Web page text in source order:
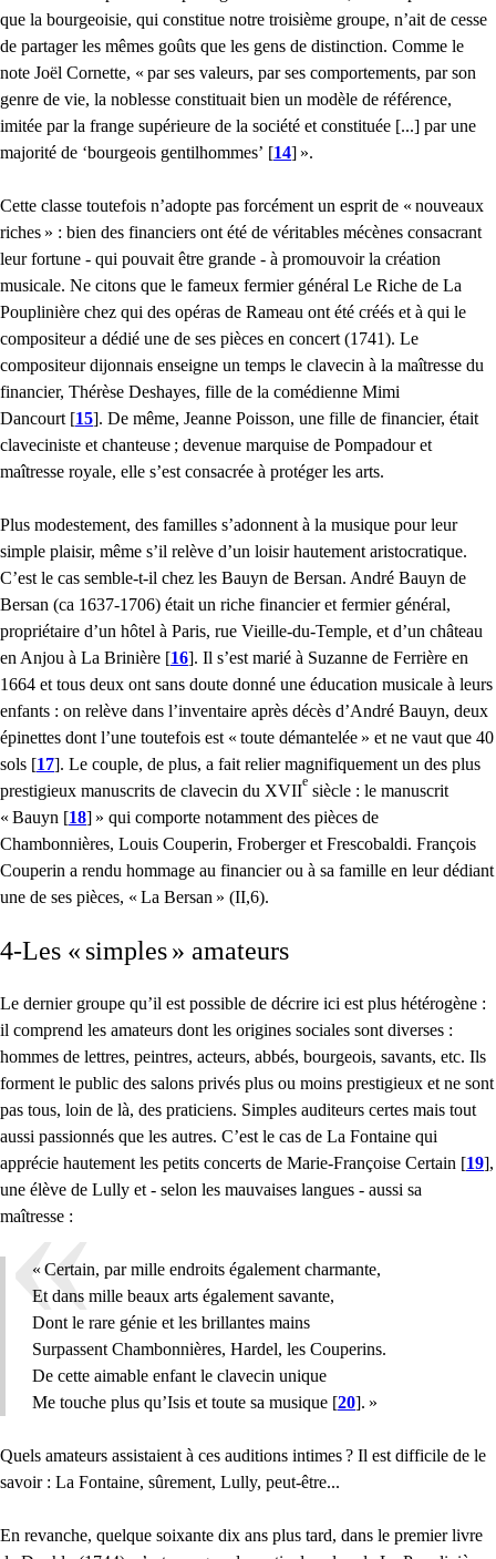
que la bourgeoisie, qui constitue notre troisième groupe, n’ait de cesse
de partager les mêmes goûts que les gens de distinction. Comme le
note Joël Cornette, « par ses valeurs, par ses comportements, par son
genre de vie, la noblesse constituait bien un modèle de référence,
imitée par la frange supérieure de la société et constituée [...] par une
majorité de ‘bourgeois gentilhommes’ [14] ».
Cette classe toutefois n’adopte pas forcément un esprit de « nouveaux
riches » : bien des financiers ont été de véritables mécènes consacrant
leur fortune - qui pouvait être grande - à promouvoir la création
musicale. Ne citons que le fameux fermier général Le Riche de La
Pouplinière chez qui des opéras de Rameau ont été créés et à qui le
compositeur a dédié une de ses pièces en concert (1741). Le
compositeur dijonnais enseigne un temps le clavecin à la maîtresse du
financier, Thérèse Deshayes, fille de la comédienne Mimi
Dancourt [15]. De même, Jeanne Poisson, une fille de financier, était
claveciniste et chanteuse ; devenue marquise de Pompadour et
maîtresse royale, elle s’est consacrée à protéger les arts.
Plus modestement, des familles s’adonnent à la musique pour leur
simple plaisir, même s’il relève d’un loisir hautement aristocratique.
C’est le cas semble-t-il chez les Bauyn de Bersan. André Bauyn de
Bersan (ca 1637-1706) était un riche financier et fermier général,
propriétaire d’un hôtel à Paris, rue Vieille-du-Temple, et d’un château
en Anjou à La Brinière [16]. Il s’est marié à Suzanne de Ferrière en
1664 et tous deux ont sans doute donné une éducation musicale à leurs
enfants : on relève dans l’inventaire après décès d’André Bauyn, deux
épinettes dont l’une toutefois est « toute démantelée » et ne vaut que 40
sols [17]. Le couple, de plus, a fait relier magnifiquement un des plus
prestigieux manuscrits de clavecin du XVII
e
siècle : le manuscrit
« Bauyn [18] » qui comporte notamment des pièces de
Chambonnières, Louis Couperin, Froberger et Frescobaldi. François
Couperin a rendu hommage au financier ou à sa famille en leur dédiant
une de ses pièces, « La Bersan » (II,6).
4-Les « simples» amateurs
Le dernier groupe qu’il est possible de décrire ici est plus hétérogène :
il comprend les amateurs dont les origines sociales sont diverses :
hommes de lettres, peintres, acteurs, abbés, bourgeois, savants, etc. Ils
forment le public des salons privés plus ou moins prestigieux et ne sont
pas tous, loin de là, des praticiens. Simples auditeurs certes mais tout
aussi passionnés que les autres. C’est le cas de La Fontaine qui
apprécie hautement les petits concerts de Marie-Françoise Certain [19],
une élève de Lully et - selon les mauvaises langues - aussi sa
maîtresse :
« Certain, par mille endroits également charmante,
Et dans mille beaux arts également savante,
Dont le rare génie et les brillantes mains
Surpassent Chambonnières, Hardel, les Couperins.
De cette aimable enfant le clavecin unique
Me touche plus qu’Isis et toute sa musique [20]. »
Quels amateurs assistaient à ces auditions intimes? Il est difficile de le
savoir : La Fontaine, sûrement, Lully, peut-être...
En revanche, quelque soixante dix ans plus tard, dans le premier livre